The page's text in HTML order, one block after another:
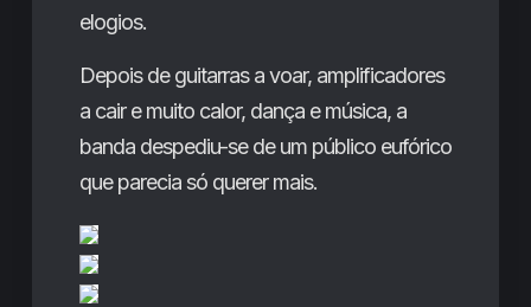
elogios.
Depois de guitarras a voar, amplificadores
a cair e muito calor, dança e música, a
banda despediu-se de um público eufórico
que parecia só querer mais.